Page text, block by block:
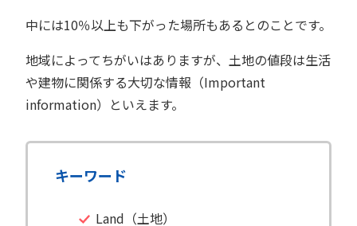
中には10％以上も下がった場所もあるとのことです。
地域によってちがいはありますが、土地の値段は生活
や建物に関係する大切な情報（Important
information）といえます。
キーワード
Land（土地）